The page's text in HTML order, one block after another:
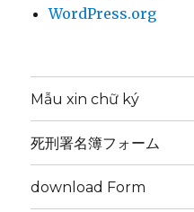
WordPress.org
Mẫu xin chữ ký
死刑署名簿フォーム
download Form